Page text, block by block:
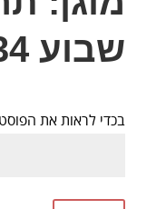
שבוע 34 שנת 2024
בכדי לראות את